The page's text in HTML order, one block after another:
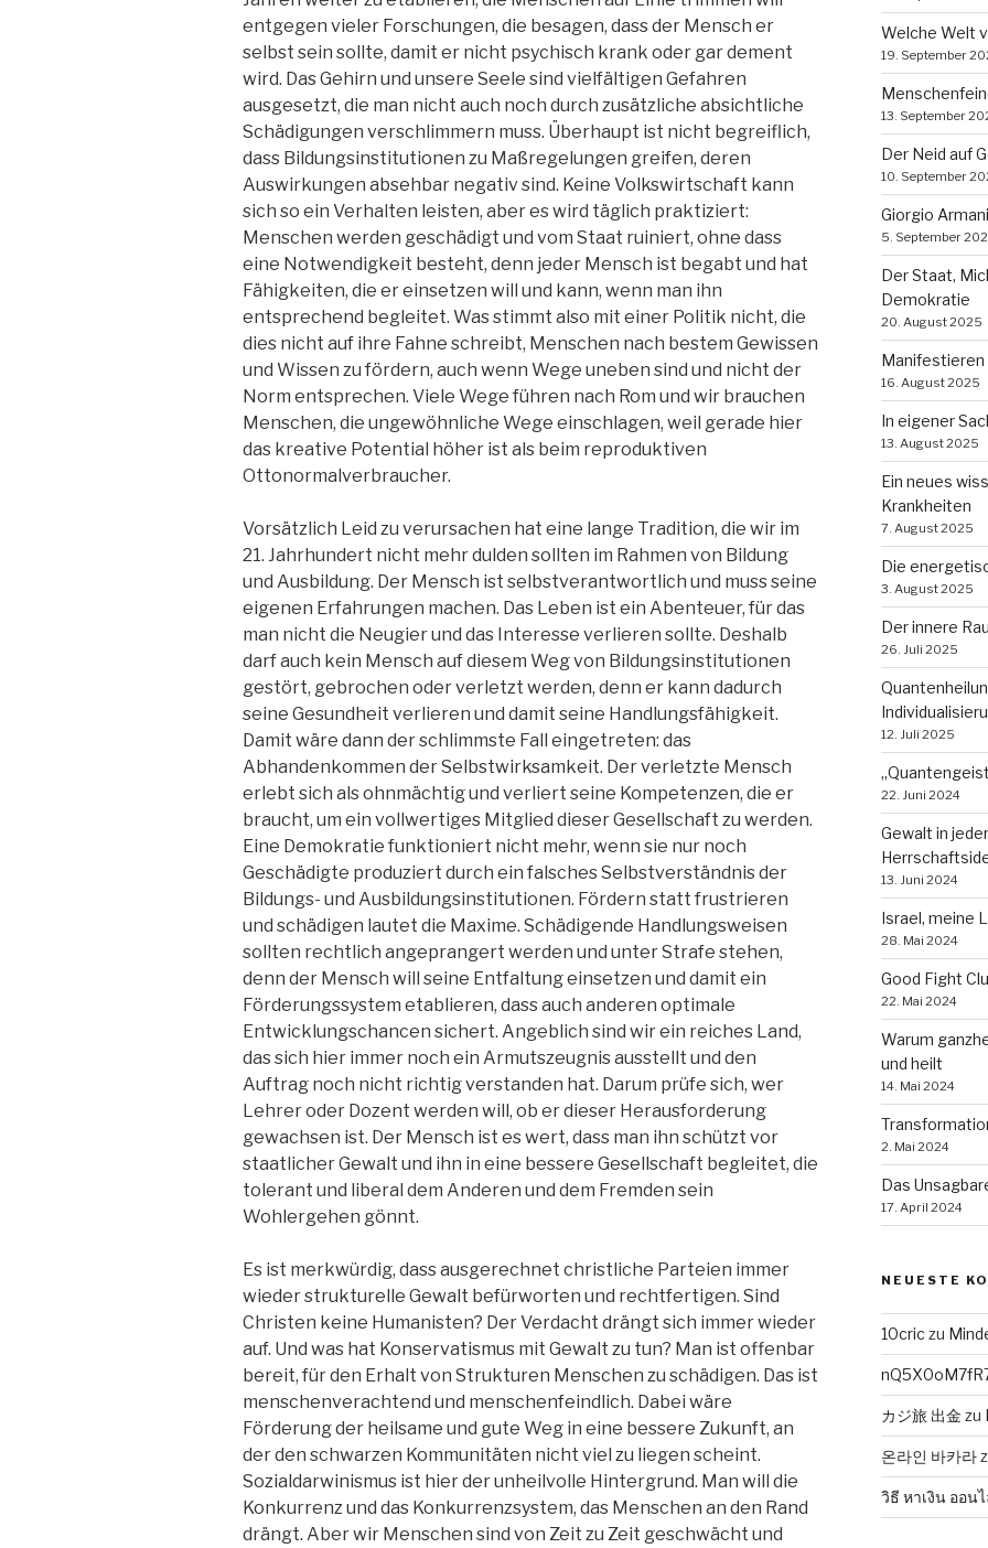
entgegen vieler Forschungen, die besagen, dass der Mensch er
selbst sein sollte, damit er nicht psychisch krank oder gar dement
wird. Das Gehirn und unsere Seele sind vielfältigen Gefahren
ausgesetzt, die man nicht auch noch durch zusätzliche absichtliche
Schädigungen verschlimmern muss. Überhaupt ist nicht begreiflich,
dass Bildungsinstitutionen zu Maßregelungen greifen, deren
Auswirkungen absehbar negativ sind. Keine Volkswirtschaft kann
sich so ein Verhalten leisten, aber es wird täglich praktiziert:
Menschen werden geschädigt und vom Staat ruiniert, ohne dass
eine Notwendigkeit besteht, denn jeder Mensch ist begabt und hat
Fähigkeiten, die er einsetzen will und kann, wenn man ihn
entsprechend begleitet. Was stimmt also mit einer Politik nicht, die
dies nicht auf ihre Fahne schreibt, Menschen nach bestem Gewissen
und Wissen zu fördern, auch wenn Wege uneben sind und nicht der
Norm entsprechen. Viele Wege führen nach Rom und wir brauchen
Menschen, die ungewöhnliche Wege einschlagen, weil gerade hier
das kreative Potential höher ist als beim reproduktiven
Ottonormalverbraucher.
Vorsätzlich Leid zu verursachen hat eine lange Tradition, die wir im
21. Jahrhundert nicht mehr dulden sollten im Rahmen von Bildung
und Ausbildung. Der Mensch ist selbstverantwortlich und muss seine
eigenen Erfahrungen machen. Das Leben ist ein Abenteuer, für das
man nicht die Neugier und das Interesse verlieren sollte. Deshalb
darf auch kein Mensch auf diesem Weg von Bildungsinstitutionen
gestört, gebrochen oder verletzt werden, denn er kann dadurch
seine Gesundheit verlieren und damit seine Handlungsfähigkeit.
Damit wäre dann der schlimmste Fall eingetreten: das
Abhandenkommen der Selbstwirksamkeit. Der verletzte Mensch
erlebt sich als ohnmächtig und verliert seine Kompetenzen, die er
braucht, um ein vollwertiges Mitglied dieser Gesellschaft zu werden.
Eine Demokratie funktioniert nicht mehr, wenn sie nur noch
Geschädigte produziert durch ein falsches Selbstverständnis der
Bildungs- und Ausbildungsinstitutionen. Fördern statt frustrieren
und schädigen lautet die Maxime. Schädigende Handlungsweisen
sollten rechtlich angeprangert werden und unter Strafe stehen,
denn der Mensch will seine Entfaltung einsetzen und damit ein
Förderungssystem etablieren, dass auch anderen optimale
Entwicklungschancen sichert. Angeblich sind wir ein reiches Land,
das sich hier immer noch ein Armutszeugnis ausstellt und den
Auftrag noch nicht richtig verstanden hat. Darum prüfe sich, wer
Lehrer oder Dozent werden will, ob er dieser Herausforderung
gewachsen ist. Der Mensch ist es wert, dass man ihn schützt vor
staatlicher Gewalt und ihn in eine bessere Gesellschaft begleitet, die
tolerant und liberal dem Anderen und dem Fremden sein
Wohlergehen gönnt.
Es ist merkwürdig, dass ausgerechnet christliche Parteien immer
wieder strukturelle Gewalt befürworten und rechtfertigen. Sind
Christen keine Humanisten? Der Verdacht drängt sich immer wieder
auf. Und was hat Konservatismus mit Gewalt zu tun? Man ist offenbar
bereit, für den Erhalt von Strukturen Menschen zu schädigen. Das ist
menschenverachtend und menschenfeindlich. Dabei wäre
Förderung der heilsame und gute Weg in eine bessere Zukunft, an
der den schwarzen Kommunitäten nicht viel zu liegen scheint.
Sozialdarwinismus ist hier der unheilvolle Hintergrund. Man will die
Konkurrenz und das Konkurrenzsystem, das Menschen an den Rand
drängt. Aber wir Menschen sind von Zeit zu Zeit geschwächt und
Welche Welt
19. September
13. September
Der Neid auf
10. September
Giorgio
5. September
Der Staat,
Demokratie
20. August 2025
Manifestieren
16. August 2025
In eigener
13. August 2025
Ein neues
Krankheiten
7. August 2025
Die
3. August 2025
Der innere
26. Juli 2025
12. Juli 2025
22. Juni 2024
Gewalt in
13. Juni 2024
Israel, meine
28. Mai 2024
Good Fight
22. Mai 2024
Warum
und heilt
14. Mai 2024
2. Mai 2024
Das
17. April 2024
NEUESTE
10cric zu
カジ旅 出金 zu
온라인 바카라
วิธี หาเงิน ออน